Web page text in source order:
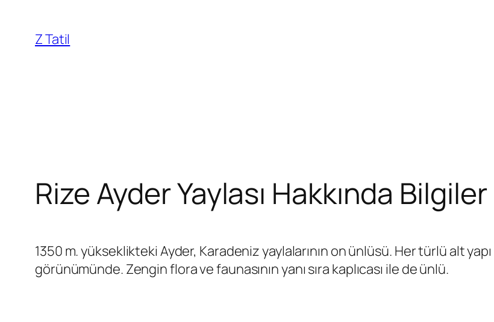
Z Tatil
Rize Ayder Yaylası Hakkında Bilgiler
1350 m. yükseklikteki Ayder, Karadeniz yaylalarının on ünlüsü. Her türlü alt
görünümünde. Zengin flora ve faunasının yanı sıra kaplıcası ile de ünlü.